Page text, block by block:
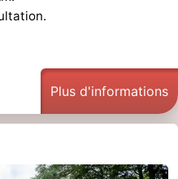
Plus d'informations